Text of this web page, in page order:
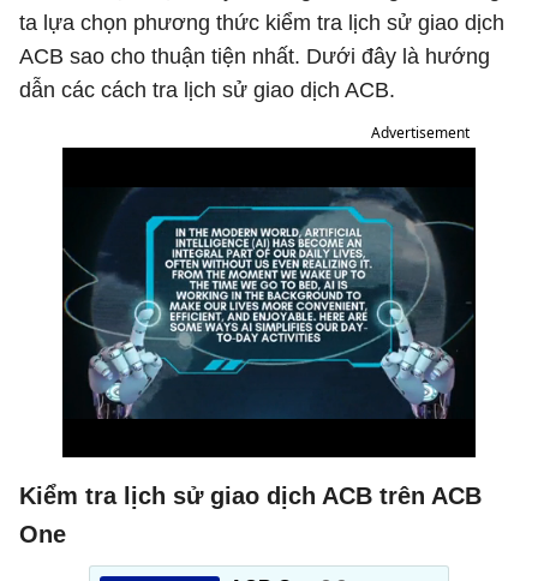
ta lựa chọn phương thức kiểm tra lịch sử giao dịch
ACB sao cho thuận tiện nhất. Dưới đây là hướng
dẫn các cách tra lịch sử giao dịch ACB.
Advertisement
Kiểm tra lịch sử giao dịch ACB trên ACB
One